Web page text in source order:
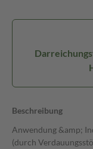
Beschreibung
Anwendung &amp;
(durch